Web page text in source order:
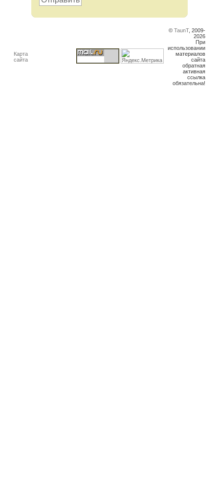
Карта
сайта
© TaunT, 2009-
2026
При
использовании
материалов
сайта
обратная
активная
ссылка
обязательна!